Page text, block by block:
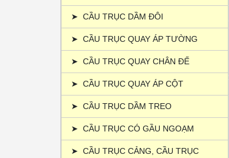
➤ CẦU TRỤC DẦM ĐÔI
➤ CẦU TRỤC QUAY ÁP TƯỜNG
➤ CẦU TRỤC QUAY CHÂN ĐẾ
➤ CẦU TRỤC QUAY ÁP CỘT
➤ CẦU TRỤC DẦM TREO
➤ CẦU TRỤC CÓ GẦU NGOẠM
➤ CẦU TRỤC CẢNG, CẦU TRỤC